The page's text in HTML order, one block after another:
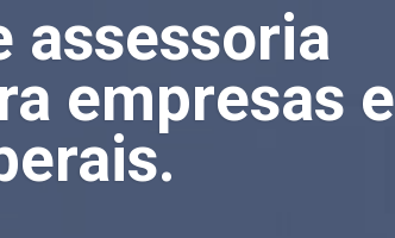
assessoria
empresas e